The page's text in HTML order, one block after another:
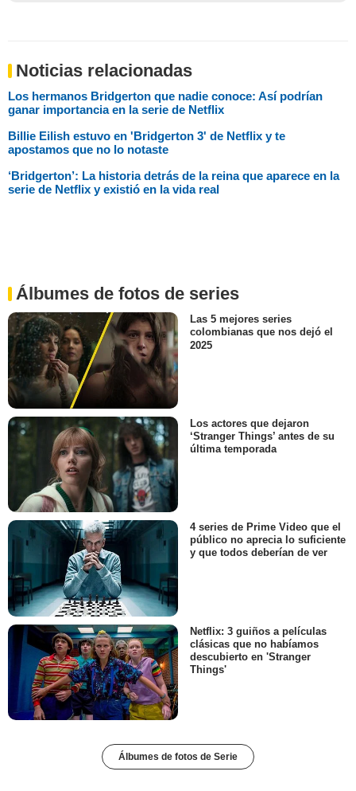
Noticias relacionadas
Los hermanos Bridgerton que nadie conoce: Así podrían
ganar importancia en la serie de Netflix
Billie Eilish estuvo en 'Bridgerton 3' de Netflix y te
apostamos que no lo notaste
‘Bridgerton’: La historia detrás de la reina que aparece en la
serie de Netflix y existió en la vida real
Álbumes de fotos de series
Las 5 mejores series
colombianas que nos dejó el
2025
Los actores que dejaron
‘Stranger Things’ antes de su
última temporada
4 series de Prime Video que el
público no aprecia lo suficiente
y que todos deberían de ver
Netflix: 3 guiños a películas
clásicas que no habíamos
descubierto en 'Stranger
Things'
Álbumes de fotos de Serie